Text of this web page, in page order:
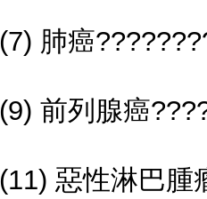
(7) 肺癌
(9) 前列腺癌
(11) 惡性淋巴腫